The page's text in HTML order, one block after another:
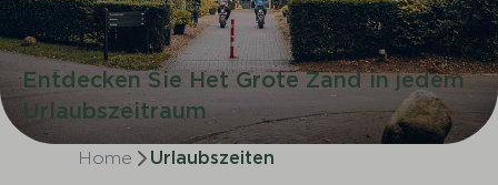
Entdecken Sie Het Grote Zand in jedem
Urlaubszeitraum
Home Urlaubszeiten